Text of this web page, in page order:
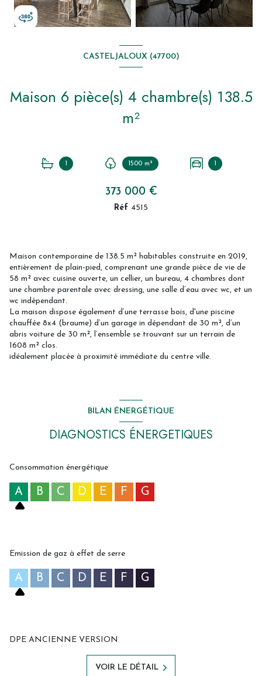
CASTELJALOUX (47700)
Maison 6 pièce(s) 4 chambre(s) 138.5
m²
1 1500 m² 1
373 000 €
Réf 4515
Maison contemporaine de 138.5 m² habitables construite en 2019,
entièrement de plain-pied, comprenant une grande pièce de vie de
58 m² avec cuisine ouverte, un cellier, un bureau, 4 chambres dont
une chambre parentale avec dressing, une salle d’eau avec wc, et un
wc indépendant.
La maison dispose également d’une terrasse bois, d'une piscine
chauffée 8x4 (braume) d’un garage in dépendant de 30 m², d’un
abris voiture de 30 m², l’ensemble se trouvant sur un terrain de
1608 m² clos.
idéalement placée à proximité immédiate du centre ville.
BILAN ÉNERGÉTIQUE
DIAGNOSTICS ÉNERGETIQUES
Consommation énergétique
A B C D E F G
Emission de gaz à effet de serre
A B C D E F G
DPE ANCIENNE VERSION
VOIR LE DÉTAIL